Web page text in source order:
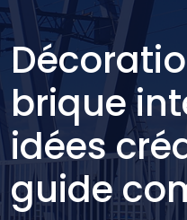
brique
idées
guide